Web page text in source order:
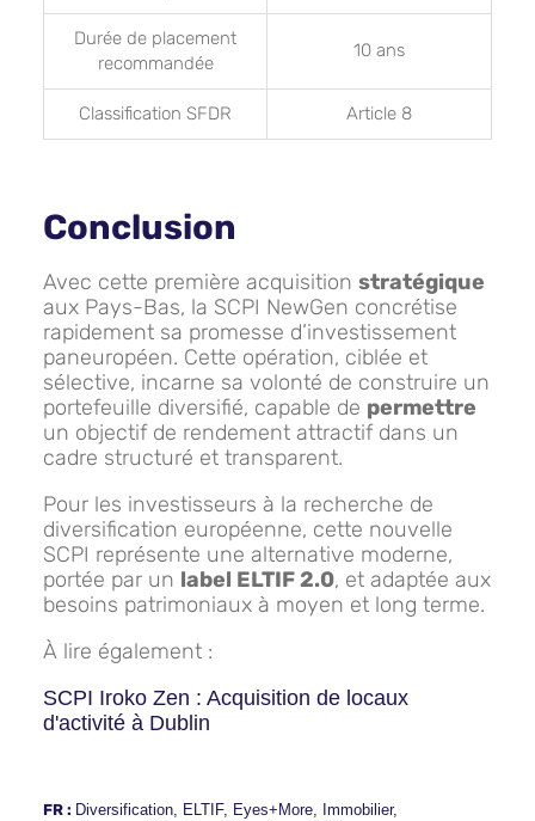
Durée de placement
recommandée
10 ans
Classification SFDR Article 8
Conclusion
Avec cette première acquisition stratégique
aux Pays-Bas, la SCPI NewGen concrétise
rapidement sa promesse d’investissement
paneuropéen. Cette opération, ciblée et
sélective, incarne sa volonté de construire un
portefeuille diversifié, capable de permettre
un objectif de rendement attractif dans un
cadre structuré et transparent.
Pour les investisseurs à la recherche de
diversification européenne, cette nouvelle
SCPI représente une alternative moderne,
portée par un label ELTIF 2.0, et adaptée aux
besoins patrimoniaux à moyen et long terme.
À lire également :
SCPI Iroko Zen : Acquisition de locaux
d'activité à Dublin
FR : Diversification, ELTIF, Eyes+More, Immobilier,